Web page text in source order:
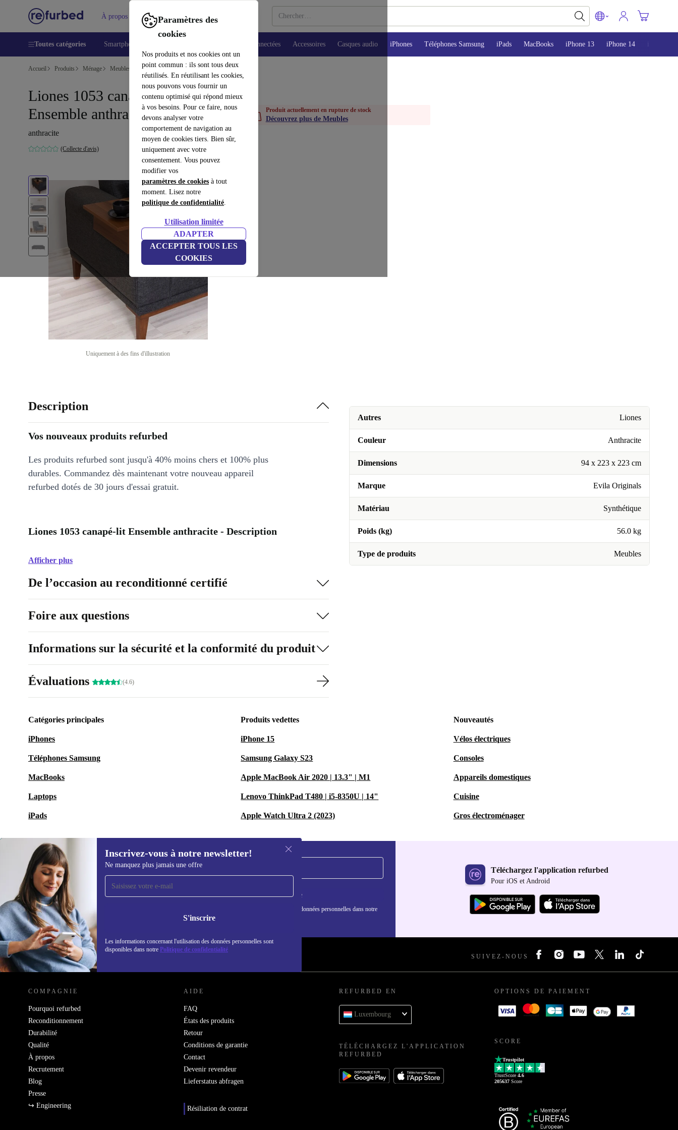
Paramètres des
cookies
Nos produits et nos cookies ont un
point commun : ils sont tous deux
réutilisés. En réutilisant les cookies,
nous pouvons vous fournir un
contenu optimisé qui répond mieux
à vos besoins. Pour ce faire, nous
devons analyser votre
comportement de navigation au
moyen de cookies tiers. Bien sûr,
uniquement avec votre
consentement. Vous pouvez
modifier vos
paramètres de cookies à tout
moment. Lisez notre
politique de confidentialité.
Utilisation limitée
ADAPTER
ACCEPTER TOUS LES
COOKIES
À propos Aide
Toutes catégories Smartphones Montres connectées Accessoires Casques audio iPhones Téléphones Samsung iPads MacBooks iPhone 13 iPhone 14 iPhone 15
Accueil Produits Ménage Meubles
Liones 1053 canapé-lit
Ensemble anthracite
anthracite
(Collecte d'avis)
Uniquement à des fins d'illustration
Produit actuellement en rupture de stock
Découvrez plus de Meubles
Autres Liones
Couleur Anthracite
Dimensions 94 x 223 x 223 cm
Marque Evila Originals
Matériau Synthétique
Poids (kg) 56.0 kg
Type de produits Meubles
Description
Vos nouveaux produits refurbed
Les produits refurbed sont jusqu'à 40% moins chers et 100% plus
durables. Commandez dès maintenant votre nouveau appareil
refurbed dotés de 30 jours d'essai gratuit.
Liones 1053 canapé-lit Ensemble anthracite - Description
Afficher plus
De l’occasion au reconditionné certifié
Foire aux questions
Informations sur la sécurité et la conformité du produit
Évaluations (4.6)
Catégories principales
iPhones
Téléphones Samsung
MacBooks
Laptops
iPads
Produits vedettes
iPhone 15
Samsung Galaxy S23
Apple MacBook Air 2020 | 13.3" | M1
Lenovo ThinkPad T480 | i5-8350U | 14"
Apple Watch Ultra 2 (2023)
Nouveautés
Vélos électriques
Consoles
Appareils domestiques
Cuisine
Gros électroménager
Inscrivez-vous à notre newsletter!
Ne manquez plus jamais une offre
S'inscrire
Les informations concernant l'utilisation des données personnelles sont
disponibles dans notre Politique de confidentialité
Recevoir offres et infos de
refurbed par mail
Ne manquez plus aucune offre.
S'inscrire
Retrouvez les informations sur l'utilisation des données personnelles dans notre
politique de confidentialité
Téléchargez l'application refurbed
Pour iOS et Android
REFURBED LUXEMBOURG - RETHINK NEW. SUIVEZ-NOUS
COMPAGNIE
Pourquoi refurbed
Reconditionnement
Durabilité
Qualité
À propos
Recrutement
Blog
Presse
↪ Engineering
AIDE
FAQ
États des produits
Retour
Conditions de garantie
Contact
Devenir revendeur
Lieferstatus abfragen
Résiliation de contrat
REFURBED EN
Luxembourg
TÉLÉCHARGEZ L'APPLICATION
REFURBED
OPTIONS DE PAIEMENT
SCORE
Trustpilot
TrustScore 4.6
205637 Score